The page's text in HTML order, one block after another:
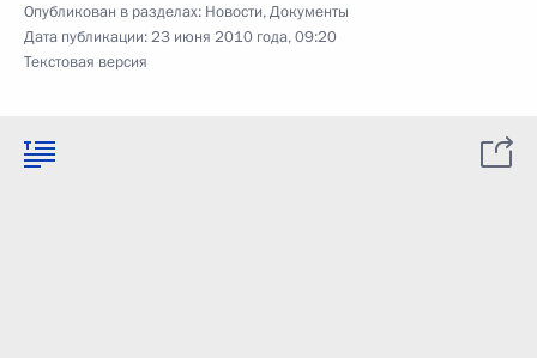
Опубликован в разделах: Новости,Документы
Дата публикации:23 июня 2010 года, 09:20
Текстовая версия